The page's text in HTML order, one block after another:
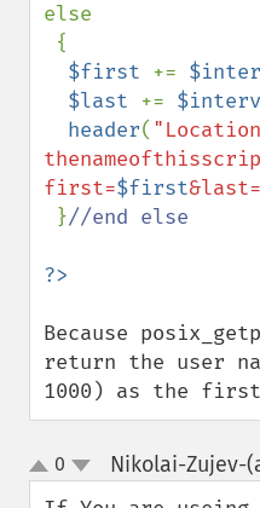
else
$first +=
$last +=
header(
first=$first&last=
}//end else
Because
return the user
1000) as the
up
down
0 Nikolai-Zujev-